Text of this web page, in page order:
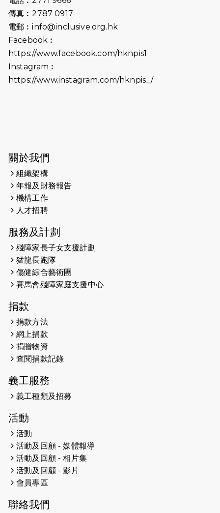
2026-06-25
（19:00開始）
2026-06-18
猛龍長跑隊恆常練習 - 6月18日
2026-06-11
猛龍長跑隊恆常練習 - 6月11日（19:00
2026-05-28
2026-05-22
2026-05-21
2026-05-14
（19:00開始）
2026-05-07
開始）
2026-04-30
2026-04-25
2026-04-24
2026-04-23
2026-04-19
2026-04-16
猛龍長跑隊恆常練習 - 4月16日
（19:00開始）
2026-04-12
傳真︰2787 0917
電郵︰info@inclusive.org.hk
Facebook︰
https://www.facebook.com/hknpis1
Instagram︰
https://www.instagram.com/hknpis_/
關於我們
組織架構
年報及財務報告
機構工作
人才招聘
服務及計劃
殘障家長子女支援計劃
猛龍長跑隊
傷健綜合藝術團
賽馬會殘障家庭支援中心
捐款
捐款方法
網上捐款
捐贈物資
查閱捐款記錄
義工服務
義工種類及招募
活動
活動
活動及回顧 - 媒體報導
活動及回顧 - 相片集
活動及回顧 - 影片
會員專區
聯絡我們